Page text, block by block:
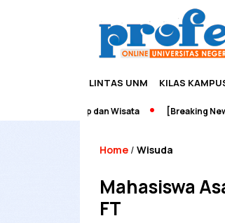
LINTAS UNM KILAS
dan Wisata [Breaking News]
Home / Wisuda
Mahasiswa
FT